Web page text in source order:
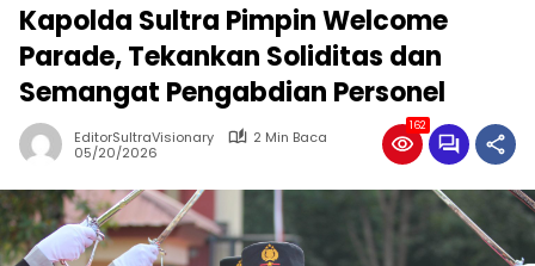
Kapolda Sultra Pimpin Welcome
Parade, Tekankan Soliditas dan
Semangat Pengabdian Personel
EditorSultraVisionary
2 Min Baca
05/20/2026
162